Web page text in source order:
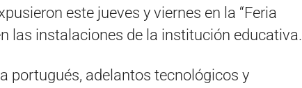
este jueves y viernes en la “Feria
las instalaciones de la institución educativa.
portugués, adelantos tecnológicos y